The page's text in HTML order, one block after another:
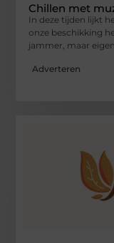
Chillen met
In deze tijden lijkt
onze beschikking
jammer, maar
Adverteren